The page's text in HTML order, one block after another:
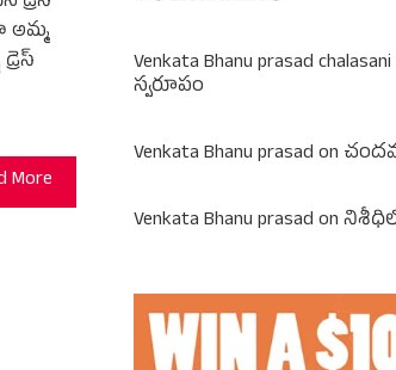
అమ్మ
More
Venkata Bhanu prasad chalasani
స్వరూపం
Venkata Bhanu prasad on
Venkata Bhanu prasad on